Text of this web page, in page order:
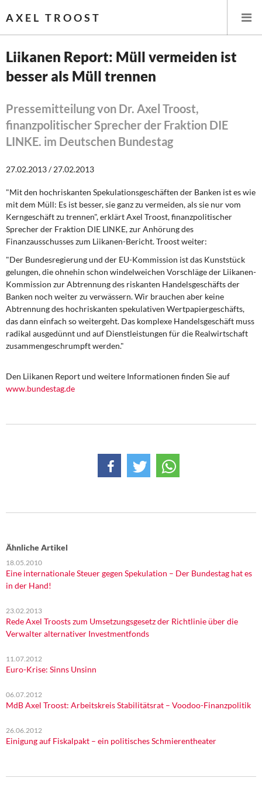
AXEL TROOST
Startseite
Themen
Leitlinien linker Wirtschafts- und Finanzpolitik
Steuer- und Finanzpolitik
Öffentliche Infrastruktur und Daseinsvorsorge
Eurokrise und Griechenland
DIE LINKE
Weitere Themen
Memo-Gruppe
Institut Solidarische Moderne
Rosa-Luxemburg-Stiftung
Liikanen Report: Müll vermeiden ist
besser als Müll trennen
Pressemitteilung von Dr. Axel Troost,
finanzpolitischer Sprecher der Fraktion DIE
LINKE. im Deutschen Bundestag
27.02.2013 / 27.02.2013
"Mit den hochriskanten Spekulationsgeschäften der Banken ist es wie
mit dem Müll: Es ist besser, sie ganz zu vermeiden, als sie nur vom
Kerngeschäft zu trennen", erklärt Axel Troost, finanzpolitischer
Sprecher der Fraktion DIE LINKE, zur Anhörung des
Finanzausschusses zum Liikanen-Bericht. Troost weiter:
"Der Bundesregierung und der EU-Kommission ist das Kunststück
gelungen, die ohnehin schon windelweichen Vorschläge der Liikanen-
Kommission zur Abtrennung des riskanten Handelsgeschäfts der
Banken noch weiter zu verwässern. Wir brauchen aber keine
Abtrennung des hochriskanten spekulativen Wertpapiergeschäfts,
das dann einfach so weitergeht. Das komplexe Handelsgeschäft muss
radikal ausgedünnt und auf Dienstleistungen für die Realwirtschaft
zusammengeschrumpft werden."
Den Liikanen Report und weitere Informationen finden Sie auf
www.bundestag.de
Ähnliche Artikel
18.05.2010
Eine internationale Steuer gegen Spekulation – Der Bundestag hat es
in der Hand!
23.02.2013
Rede Axel Troosts zum Umsetzungsgesetz der Richtlinie über die
Verwalter alternativer Investmentfonds
11.07.2012
Euro-Krise: Sinns Unsinn
06.07.2012
MdB Axel Troost: Arbeitskreis Stabilitätsrat – Voodoo-Finanzpolitik
26.06.2012
Einigung auf Fiskalpakt – ein politisches Schmierentheater